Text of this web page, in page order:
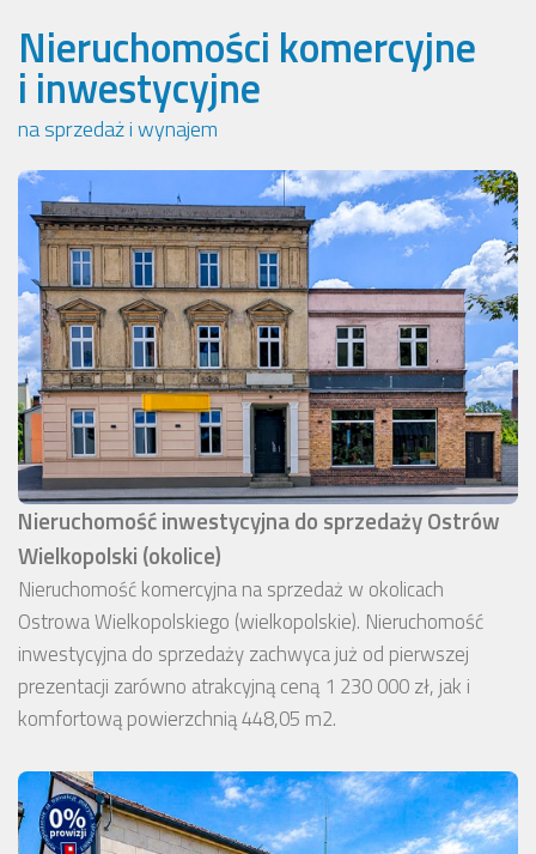
Nieruchomości komercyjne
i inwestycyjne
na sprzedaż i wynajem
Nieruchomość inwestycyjna do sprzedaży Ostrów
Wielkopolski (okolice)
Nieruchomość komercyjna na sprzedaż w okolicach
Ostrowa Wielkopolskiego (wielkopolskie). Nieruchomość
inwestycyjna do sprzedaży zachwyca już od pierwszej
prezentacji zarówno atrakcyjną ceną 1 230 000 zł, jak i
komfortową powierzchnią 448,05 m2.